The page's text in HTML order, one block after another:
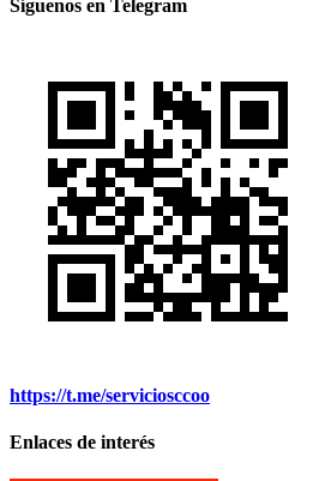
Síguenos en Telegram
https://t.me/serviciosccoo
Enlaces de interés